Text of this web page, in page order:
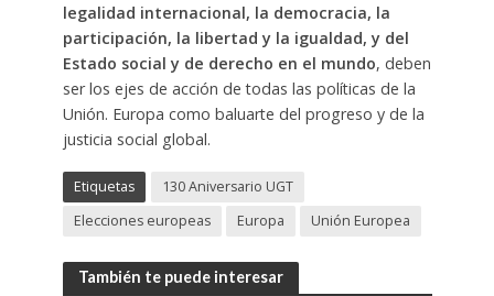
legalidad internacional, la democracia, la
participación, la libertad y la igualdad, y del
Estado social y de derecho en el mundo, deben
ser los ejes de acción de todas las políticas de la
Unión. Europa como baluarte del progreso y de la
justicia social global.
Etiquetas
130 Aniversario UGT
Elecciones europeas
Europa Unión Europea
También te puede interesar